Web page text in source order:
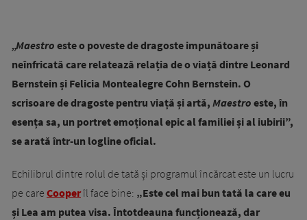
„Maestro este o poveste de dragoste impunătoare și
neînfricată care relatează relația de o viață dintre Leonard
Bernstein și Felicia Montealegre Cohn Bernstein. O
scrisoare de dragoste pentru viață și artă, Maestro este, în
esența sa, un portret emoțional epic al familiei și al iubirii”,
se arată într-un logline oficial.
Echilibrul dintre rolul de tată și programul încărcat este un lucru
pe care Cooperîl face bine: „Este cel mai bun tată la care eu
și Lea am putea visa. Întotdeauna funcționează, dar